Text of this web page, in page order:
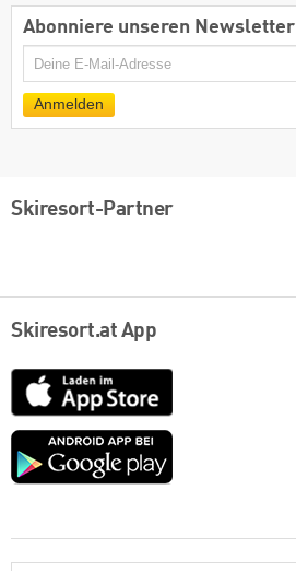
Abonniere unseren Newsletter
E-
Anmelden
Skiresort-Partner
Skiresort.at App
App
Store
Google